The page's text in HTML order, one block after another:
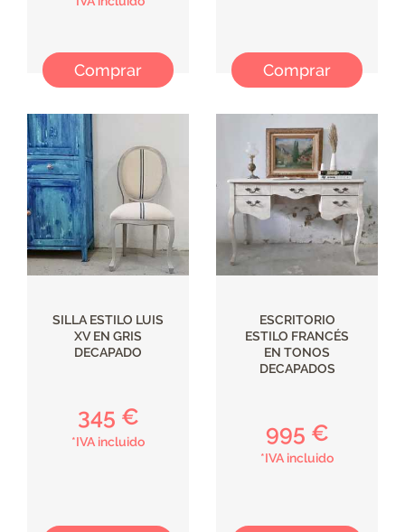
Comprar Comprar
SILLA ESTILO LUIS
XV EN GRIS
DECAPADO
345 €
*IVA incluido
ESCRITORIO
ESTILO FRANCÉS
EN TONOS
DECAPADOS
995 €
*IVA incluido